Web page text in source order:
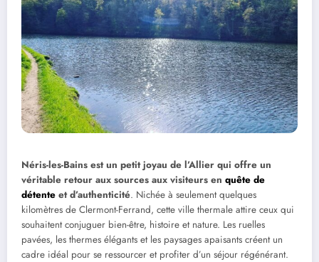
Néris-les-Bains est un petit joyau de l’Allier qui offre un
véritable retour aux sources aux visiteurs en quête de
détente et d’authenticité. Nichée à seulement quelques
kilomètres de Clermont-Ferrand, cette ville thermale attire ceux qui
souhaitent conjuguer bien-être, histoire et nature. Les ruelles
pavées, les thermes élégants et les paysages apaisants créent un
cadre idéal pour se ressourcer et profiter d’un séjour régénérant.